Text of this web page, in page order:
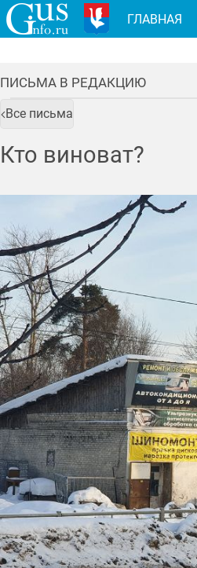
ПИСЬМА В РЕДАКЦИЮ
Все письма
Кто виноват?
ГЛАВНАЯ